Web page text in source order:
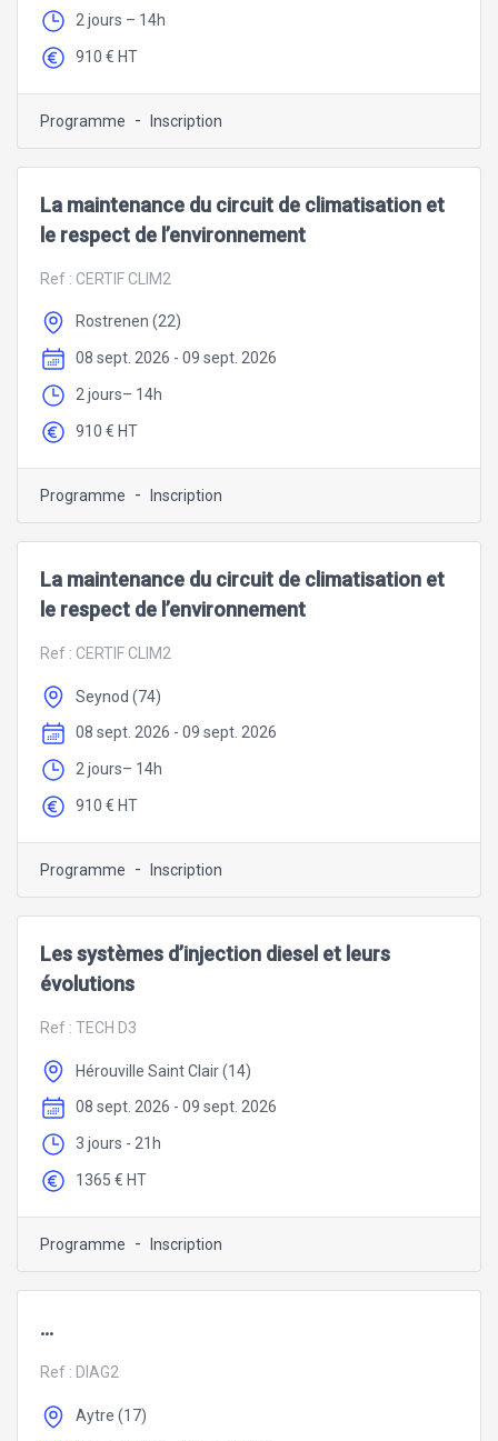
2 jours – 14h
910 € HT
Programme - Inscription
La maintenance du circuit de climatisation et
le respect de l’environnement
Ref : CERTIF CLIM2
Rostrenen (22)
08 sept. 2026 - 09 sept. 2026
2 jours– 14h
910 € HT
Programme - Inscription
La maintenance du circuit de climatisation et
le respect de l’environnement
Ref : CERTIF CLIM2
Seynod (74)
08 sept. 2026 - 09 sept. 2026
2 jours– 14h
910 € HT
Programme - Inscription
Les systèmes d’injection diesel et leurs
évolutions
Ref : TECH D3
Hérouville Saint Clair (14)
08 sept. 2026 - 09 sept. 2026
3 jours - 21h
1365 € HT
Programme - Inscription
...
Ref : DIAG2
Aytre (17)